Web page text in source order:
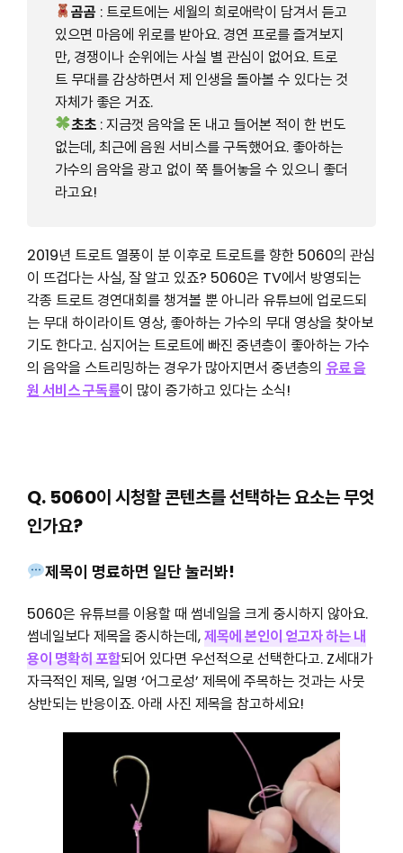
곰곰 : 트로트에는 세월의 희로애락이 담겨서 듣고
있으면 마음에 위로를 받아요. 경연 프로를 즐겨보지
만, 경쟁이나 순위에는 사실 별 관심이 없어요. 트로
트 무대를 감상하면서 제 인생을 돌아볼 수 있다는 것
자체가 좋은 거죠.
초초 : 지금껏 음악을 돈 내고 들어본 적이 한 번도
없는데, 최근에 음원 서비스를 구독했어요. 좋아하는
가수의 음악을 광고 없이 쭉 틀어놓을 수 있으니 좋더
라고요!
2019년 트로트 열풍이 분 이후로 트로트를 향한 5060의 관심
이 뜨겁다는 사실, 잘 알고 있죠? 5060은 TV에서 방영되는
각종 트로트 경연대회를 챙겨볼 뿐 아니라 유튜브에 업로드되
는 무대 하이라이트 영상, 좋아하는 가수의 무대 영상을 찾아보
기도 한다고. 심지어는 트로트에 빠진 중년층이 좋아하는 가수
의 음악을 스트리밍하는 경우가 많아지면서 중년층의 유료 음
원 서비스 구독률이 많이 증가하고 있다는 소식!
Q. 5060이 시청할 콘텐츠를 선택하는 요소는 무엇
인가요?
제목이 명료하면 일단 눌러봐!
5060은 유튜브를 이용할 때 썸네일을 크게 중시하지 않아요.
썸네일보다 제목을 중시하는데,제목에 본인이 얻고자 하는 내
용이 명확히 포함되어 있다면 우선적으로 선택한다고. Z세대가
자극적인 제목, 일명 ‘어그로성’ 제목에 주목하는 것과는 사뭇
상반되는 반응이죠. 아래 사진 제목을 참고하세요!